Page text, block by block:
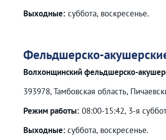
Выходные: суббота, воскресенье.
Фельдшерско-
Волхонщинский фельдшерско-
393978, Тамбовская область,
Режим работы: 08:00-15:42, 3-я
Выходные:суббота, воскресенье.